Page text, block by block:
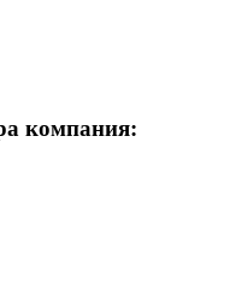
компания: